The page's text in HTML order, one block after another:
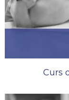
Curs